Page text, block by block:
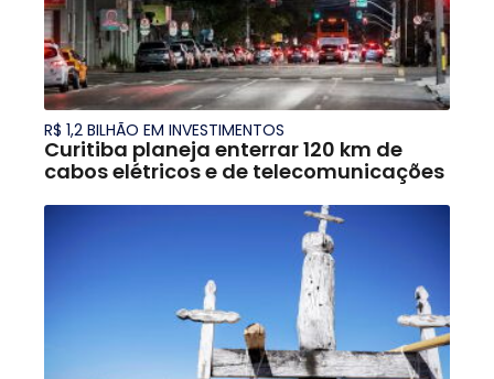
R$ 1,2 BILHÃO EM INVESTIMENTOS
Curitiba planeja enterrar 120 km de
cabos elétricos e de telecomunicações